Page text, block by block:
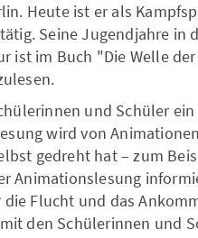
Heute ist er als
Seine Jugendjahre in
ist im Buch "Die Welle
und Schüler
wird von
gedreht hat – zum
Animationslesung
Flucht und das
den Schülerinnen und